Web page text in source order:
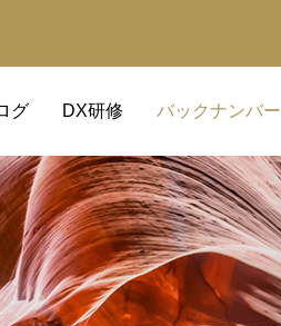
グ DX研修 バックナンバー